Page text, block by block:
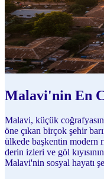
Malavi'nin En
Malavi, küçük
öne çıkan birçok şehir
ülkede başkentin modern
derin izleri ve göl
Malavi'nin sosyal hayatı